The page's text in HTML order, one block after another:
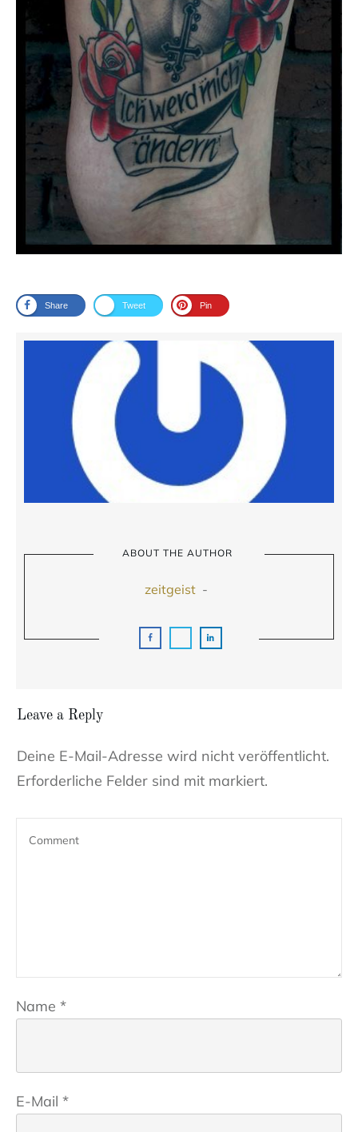
Share Tweet Pin
ABOUT THE AUTHOR
zeitgeist-
Leave a Reply
Deine E-Mail-Adresse wird nicht veröffentlicht.
Erforderliche Felder sind mit markiert.
Name *
E-Mail *